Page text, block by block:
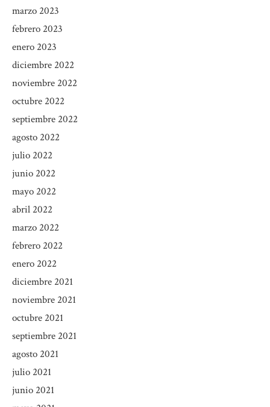
marzo 2023
febrero 2023
enero 2023
diciembre 2022
noviembre 2022
octubre 2022
septiembre 2022
agosto 2022
julio 2022
junio 2022
mayo 2022
abril 2022
marzo 2022
febrero 2022
enero 2022
diciembre 2021
noviembre 2021
octubre 2021
septiembre 2021
agosto 2021
julio 2021
junio 2021